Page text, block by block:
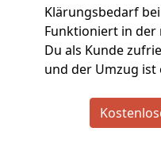
Klärungsbedarf
Funktioniert in der
Du als Kunde
und der Umzug